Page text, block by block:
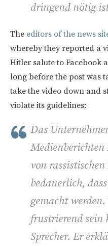
dringend nötig
The editors of the news
whereby they reported a
Hitler salute to Facebook
long before the post was
take the video down and
violate its guidelines:
Das
Medienberichten
von
bedauerlich,
gemacht
frustrierend sein
Sprecher. Er